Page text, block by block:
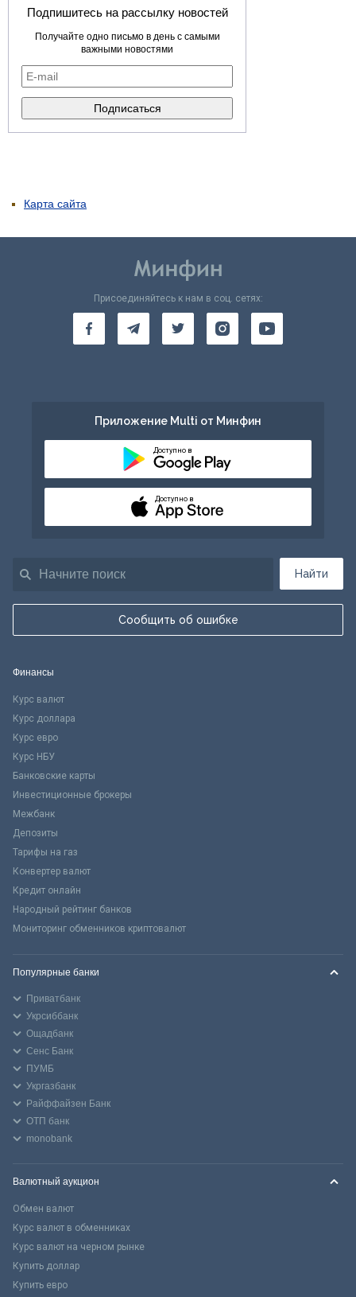
Подпишитесь на рассылку новостей
Получайте одно письмо в день с самыми
важными новостями
Карта сайта
Найти
Сообщить об ошибке
Присоединяйтесь к нам в соц. сетях:
Приложение Multi от Минфин
Доступно в
Доступно в
Финансы
Курс валют
Курс доллара
Курс евро
Курс НБУ
Банковские карты
Инвестиционные брокеры
Межбанк
Депозиты
Тарифы на газ
Конвертер валют
Кредит онлайн
Народный рейтинг банков
Мониторинг обменников криптовалют
Популярные банки
Приватбанк
Укрсиббанк
Ощадбанк
Сенс Банк
ПУМБ
Укргазбанк
Райффайзен Банк
ОТП банк
monobank
Валютный аукцион
Обмен валют
Курс валют в обменниках
Курс валют на черном рынке
Купить доллар
Купить евро